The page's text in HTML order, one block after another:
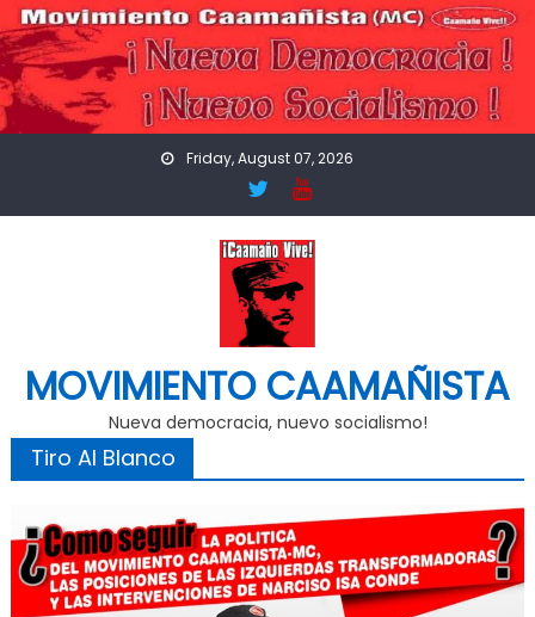
Skip
to
content
Friday, August 07, 2026
MOVIMIENTO CAAMAÑISTA
Nueva democracia, nuevo socialismo!
Tiro Al Blanco